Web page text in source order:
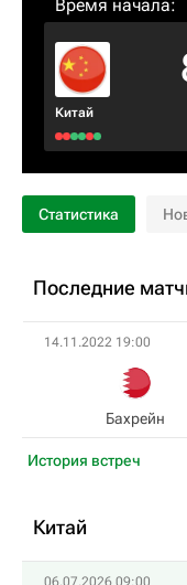
Время начала:
Китай
Статистика
Последние
14.11.2022 19:00
Бахрейн
История встреч
Китай
06.07.2026 09:00